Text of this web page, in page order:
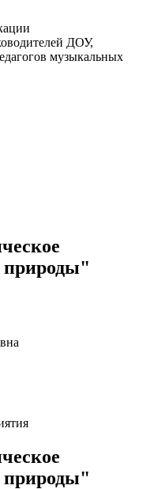
ДОУ,
музыкальных
природы"
природы"